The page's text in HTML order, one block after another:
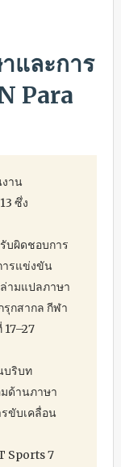
และการ
Para
าน
ซึ่ง
บผิดชอบการ
ารแข่งขัน
ามแปลภาษา
กสากล กีฬา
บริบท
ด้านภาษา
ขับเคลื่อน
Sports 7